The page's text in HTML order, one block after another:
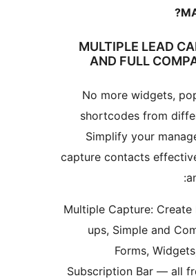
1.
No
capture
Multiple